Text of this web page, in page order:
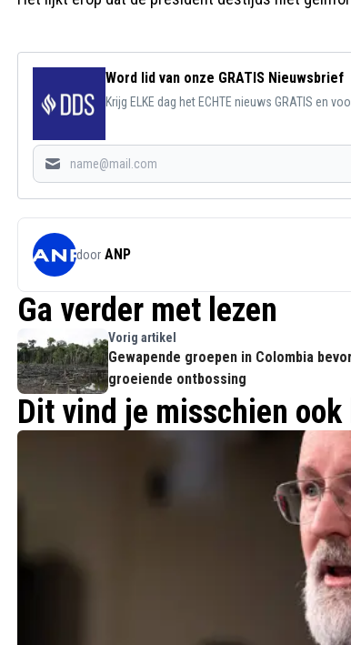
Word lid van onze GRATIS Nieuwsbrief
Krijg ELKE dag het ECHTE nieuws GRATIS en
door ANP
Ga verder met lezen
Vorig artikel
Gewapende groepen in Colombia
groeiende ontbossing
Dit vind je misschien ook